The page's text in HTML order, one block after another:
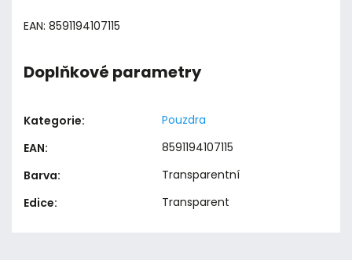
EAN: 8591194107115
Doplňkové parametry
Kategorie:
Pouzdra
EAN:
8591194107115
Barva:
Transparentní
Edice: Transparent